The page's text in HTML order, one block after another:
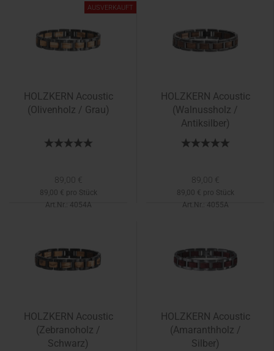
1-2 TageAUSVERKAUFT
HOLZKERN Acoustic
(Olivenholz / Grau)
89,00 €
89,00 € pro Stück
Art.Nr.: 4054A
HOLZKERN Acoustic
(Walnussholz /
Antiksilber)
89,00 €
89,00 € pro Stück
Art.Nr.: 4055A
HOLZKERN Acoustic
(Zebranoholz /
Schwarz)
HOLZKERN Acoustic
(Amaranthholz /
Silber)